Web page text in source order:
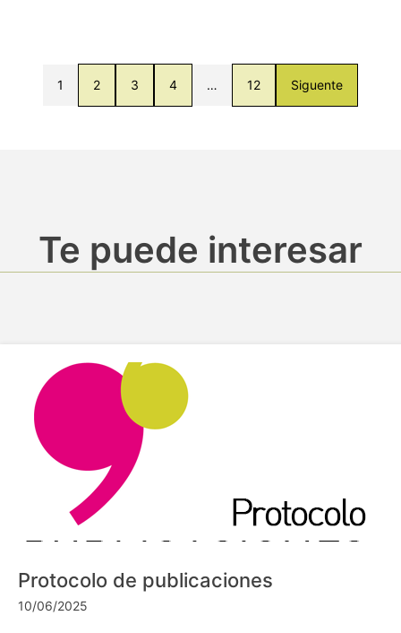
1 2 3 4 … 12 Siguente
Te puede interesar
Protocolo de publicaciones
10/06/2025